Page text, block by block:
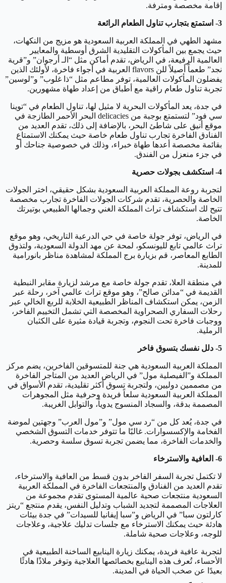
إقامة مخصصة ومترفة.
3- استمتع بتجارب تناول الطعام الرائعة
مشهد الطهي في المملكة العربية السعودية هو مزيج من النكهات،
حيث يجمع بين المأكولات التقليدية الشرق أوسطية والمعايير
العالمية الرفيعة، في الرياض، تقدم أماكن مثل “الـ أرجوان” و”قرية
نجد” طعماً أصيلاً للن flavors العربية في أجواء فاخرة، لأولئك الذين
يفضلون المأكولات العالمية، توفر مطاعم مثل “ذا غلوب” و”لوسين”
تجربة تناول طعام راقية مع أطباق من إعداد طهاة مشهورين.
في جدة، يعد المأكولات البحرية لا مثيل لها، تناول الطعام في “توينا
سي فود” لتستمتع بوجبة من delicacies البحر الأحمر الطازجة في
موقع أنيق على شاطئ البحر، بالإضافة إلى ذلك، تقدم العديد من
الفنادق الفاخرة تجارب تناول طعام خاصة حيث يمكنك الاستمتاع
بقائمة مخصصة أعدها طهاة خبراء، وذلك في خصوصية جناحك أو
في جزء منعزل من الفندق.
4- استكشف بجولات حصرية
لتجربة روعة المملكة العربية السعودية بشكل حقيقي، اختر الجولات
الخاصة والحصرية، تقدم شركات الجولات الفاخرة تجارب مخصصة
تتيح لك استكشاف تراث المملكة الغني وجمالها الطبيعي بوتيرتك
الخاصة.
في الرياض، توفر جولة خاصة في حي الدرعية التاريخي، وهو موقع
تراث عالمي تابع لليونسكو، لمحة عن مهد الدولة السعودية، ولتذوق
الطابع المعاصر، قم بزيارة برج المملكة لمشاهدة مناظر بانورامية
للمدينة.
في منطقة العلا، تقدم جولة خاصة مع مرشد لزيارة مقابر النبطية
القديمة في “مدائن صالح”، وهو موقع تراث عالمي آخر، رحلة عبر
الزمن، يمكن استكشاف المناظر الطبيعية الخلابة للربع الخالي عبر
رحلات السفاري الصحراوية المخصصة التي تشمل التخييم الفاخر،
ووجبات فاخرة تحت النجوم، وتجربة قيادة مثيرة على الكثبان
الرملية.
5- دلل نفسك بتسوق فاخر
المملكة العربية السعودية هي جنة للمتسوقين الفاخرين، يضم مركز
المملكة و”الفيصلية مول” في الرياض العديد من المتاجر الفاخرة
من مصممين دوليين، ولتجربة تسوق أكثر تقليدية، تقدم الأسواق في
المملكة العربية السعودية سلعاً فريدة وحرفية مثل المجوهرات
المصممة بدقة، والسجاد المنسوج يدوياً، والتوابل الغريبة.
في جدة، يُعد كل من “رد سي مول” و”مول العرب” وجهتين لموضة
الفخامة والإكسسوارات. غالبًا ما تتوفر خدمات التسوق الشخصي
والخدمات الفاخرة، مما يضمن تجربة تسوق سلسة وحصرية.
6- العافية والاسترخاء
لا تكتمل تجربة السفر الفاخر بدون قسط من العافية والاسترخاء،
تقدم العديد من الفنادق والمنتجعات الفاخرة في المملكة العربية
السعودية منتجعات صحية عالمية المستوى تقدم مجموعة من
العلاجات المصممة لتجديد الشباب وتدليل النفس، يقدم منتجع “ريتز
كارلتون سبا” في الرياض و”سبا إيفانيا للسيدات” في جدة بيئات
هادئة حيث يمكنك الاسترخاء مع جلسات تدليك علاجية، وعلاجات
للوجه، وعلاجات صحية شاملة.
لتجربة عافية فريدة، يمكنك زيارة الينابيع الساخنة الطبيعية في
الأحساء، تُعرف هذه الينابيع بخصائصها العلاجية وتوفر ملاذًا هادئًا
بعيدًا عن صخب الحياة في المدينة.